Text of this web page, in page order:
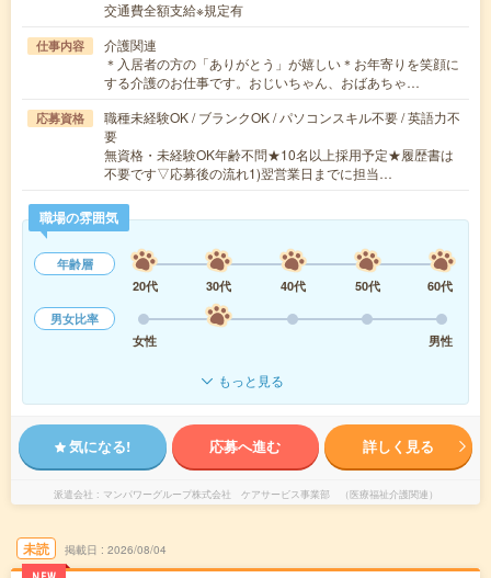
交通費全額支給※規定有
仕事内容
介護関連
＊入居者の方の「ありがとう」が嬉しい＊お年寄りを笑顔に
する介護のお仕事です。おじいちゃん、おばあちゃ…
応募資格
職種未経験OK / ブランクOK / パソコンスキル不要 / 英語力不
要
無資格・未経験OK年齢不問★10名以上採用予定★履歴書は
不要です▽応募後の流れ1)翌営業日までに担当…
職場の雰囲気
年齢層
20代
30代 40代 50代
60代
男女比率
女性
男性
もっと見る
気になる! 応募へ進む 詳しく見る
派遣会社 マンパワーグループ株式会社 ケアサービス事業部 （医療福祉介護関連）
未読 掲載日 2026/08/04